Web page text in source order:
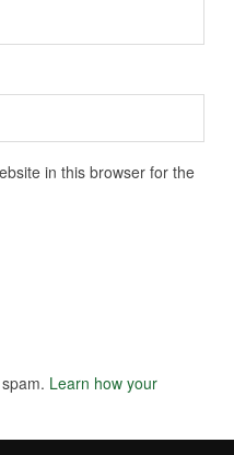
in this browser for the
Learn how your